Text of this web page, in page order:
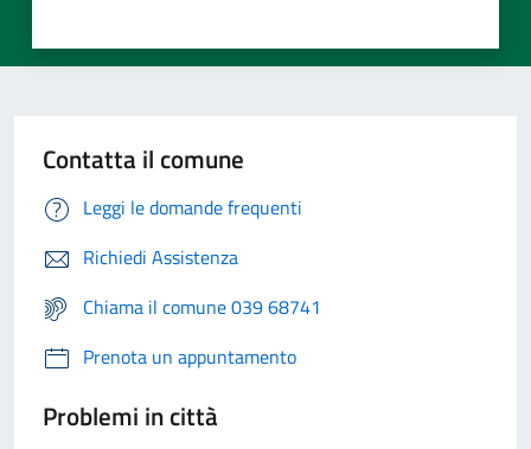
Contatta il comune
Leggi le domande frequenti
Richiedi Assistenza
Chiama il comune 039 68741
Prenota un appuntamento
Problemi in città